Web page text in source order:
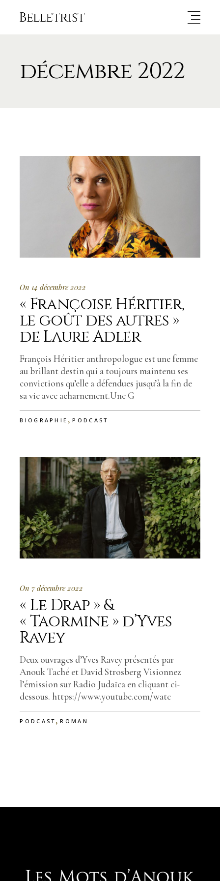
décembre 2022
On 14 décembre 2022
« Françoise Héritier,
le goût des autres »
de Laure Adler
François Héritier anthropologue est une femme
au brillant destin qui a toujours maintenu ses
convictions qu’elle a défendues jusqu’à la fin de
sa vie avec acharnement.Une G
BIOGRAPHIE ,PODCAST
On 7 décembre 2022
« Le Drap » &
« Taormine » d’Yves
Ravey
Deux ouvrages d’Yves Ravey présentés par
Anouk Taché et David Strosberg Visionnez
l’émission sur Radio Judaïca en cliquant ci-
dessous. https://www.youtube.com/watc
PODCAST ,ROMAN